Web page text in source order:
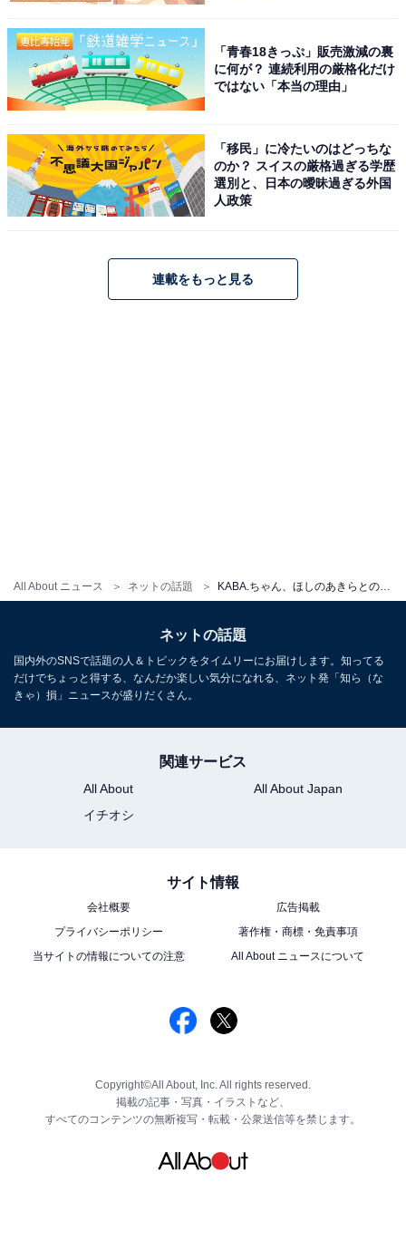
All About ニュース ネットの話題
「青春18きっぷ」販売激減の裏
に何が？ 連続利用の厳格化だけ
ではない「本当の理由」
「移民」に冷たいのはどっちな
のか？ スイスの厳格過ぎる学歴
選別と、日本の曖昧過ぎる外国
人政策
連載をもっと見る
ネットの話題
国内外のSNSで話題の人＆トピックをタイムリーにお届けします。知ってる
だけでちょっと得する、なんだか楽しい気分になれる、ネット発「知ら（な
きゃ）損」ニュースが盛りだくさん。
関連サービス
All About
All About Japan
イチオシ
サイト情報
会社概要
広告掲載
プライバシーポリシー
著作権・商標・免責事項
当サイトの情報についての注意
All About ニュースについて
Copyright©All About, Inc. All rights reserved.
掲載の記事・写真・イラストなど、
すべてのコンテンツの無断複写・転載・公衆送信等を禁じます。